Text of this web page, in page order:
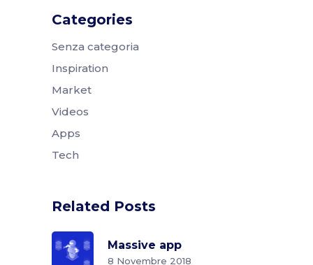
Categories
Senza categoria
Inspiration
Market
Videos
Apps
Tech
Related Posts
Massive app
8 Novembre 2018